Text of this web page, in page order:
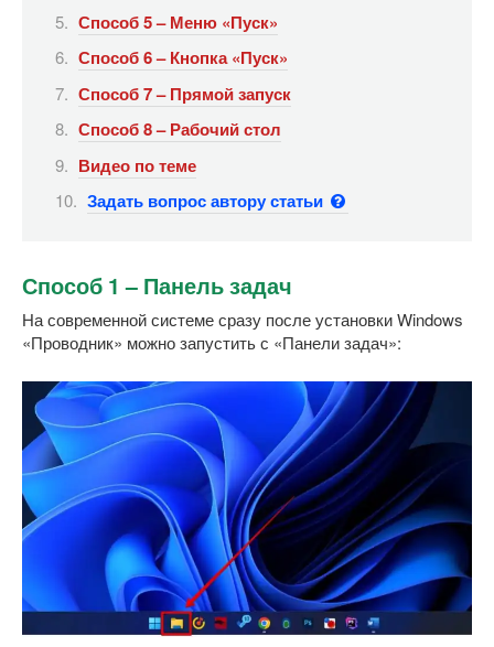
Способ 5 – Меню «Пуск»
Способ 6 – Кнопка «Пуск»
Способ 7 – Прямой запуск
Способ 8 – Рабочий стол
Видео по теме
Задать вопрос автору статьи
Способ 1 – Панель задач
На современной системе сразу после установки Windows
«Проводник» можно запустить с «Панели задач»: